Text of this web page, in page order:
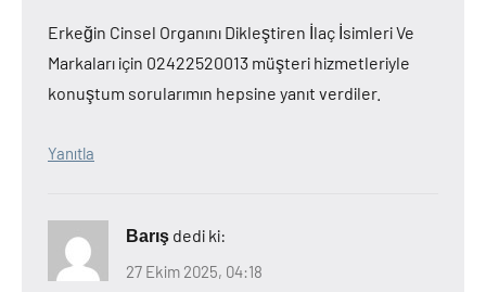
Erkeğin Cinsel Organını Dikleştiren İlaç İsimleri Ve
Markaları için 02422520013 müşteri hizmetleriyle
konuştum sorularımın hepsine yanıt verdiler.
Yanıtla
Barış dedi ki:
27 Ekim 2025, 04:18